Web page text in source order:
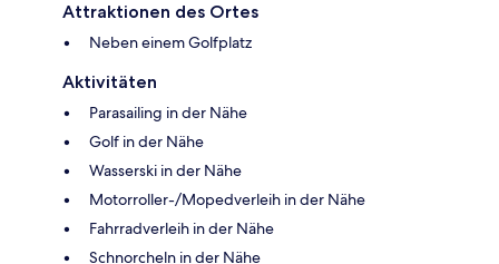
Attraktionen des Ortes
Neben einem Golfplatz
Aktivitäten
Parasailing in der Nähe
Golf in der Nähe
Wasserski in der Nähe
Motorroller-/Mopedverleih in der Nähe
Fahrradverleih in der Nähe
Schnorcheln in der Nähe